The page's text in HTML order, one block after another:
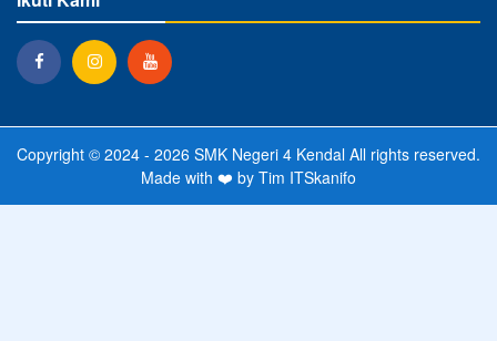
Copyright © 2024 - 2026 SMK Negeri 4 Kendal All rights reserved.
Made with ❤️ by Tim ITSkanifo